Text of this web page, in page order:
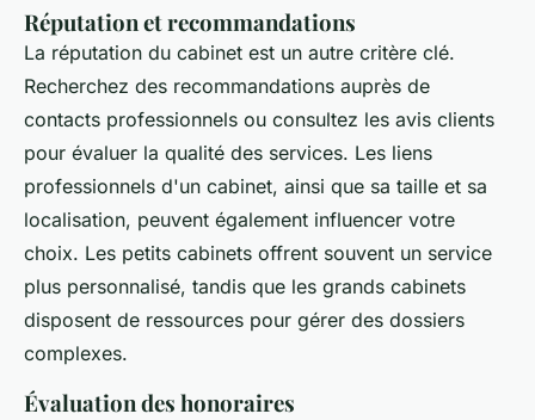
Réputation et recommandations
La réputation du cabinet est un autre critère clé.
Recherchez des recommandations auprès de
contacts professionnels ou consultez les avis clients
pour évaluer la qualité des services. Les liens
professionnels d'un cabinet, ainsi que sa taille et sa
localisation, peuvent également influencer votre
choix. Les petits cabinets offrent souvent un service
plus personnalisé, tandis que les grands cabinets
disposent de ressources pour gérer des dossiers
complexes.
Évaluation des honoraires